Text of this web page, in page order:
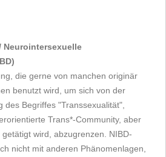
Neurointersexuelle
die gerne von manchen originär
benutzt wird, um sich von der
des Begriffes "Transsexualität",
Trans*-Community, aber
wird, abzugrenzen. NIBD-
nicht mit anderen Phänomenlagen,